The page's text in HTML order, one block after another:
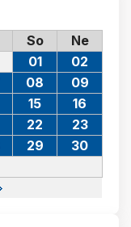
So Ne
01
02
08
09
15
16
22
23
29
30